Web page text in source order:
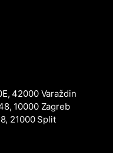
42000 Varaždin
10000 Zagreb
21000 Split